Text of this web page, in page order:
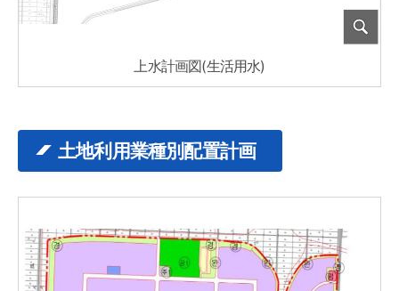
上水計画図(生活用水)
土地利用業種別配置計画